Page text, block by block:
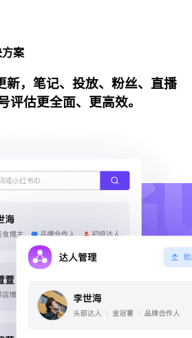
案
新，笔记、投放、粉丝、直播
评估更全面、更高效。